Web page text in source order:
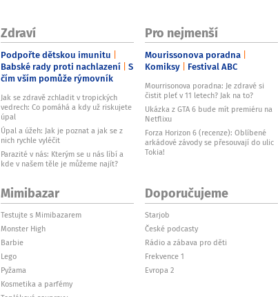
Zdraví
Podpořte dětskou imunitu
Babské rady proti nachlazení S
čím vším pomůže rýmovník
Jak se zdravě zchladit v tropických
vedrech: Co pomáhá a kdy už riskujete
úpal
Úpal a úžeh: Jak je poznat a jak se z
nich rychle vyléčit
Parazité v nás: Kterým se u nás líbí a
kde v našem těle je můžeme najít?
Pro nejmenší
Mourissonova poradna
Komiksy Festival ABC
Mourrisonova poradna: Je zdravé si
čistit pleť v 11 letech? Jak na to?
Ukázka z GTA 6 bude mít premiéru na
Netflixu
Forza Horizon 6 (recenze): Oblíbené
arkádové závody se přesouvají do ulic
Tokia!
Mimibazar
Testujte s Mimibazarem
Monster High
Barbie
Lego
Pyžama
Kosmetika a parfémy
Doporučujeme
Starjob
České podcasty
Rádio a zábava pro děti
Frekvence 1
Evropa 2